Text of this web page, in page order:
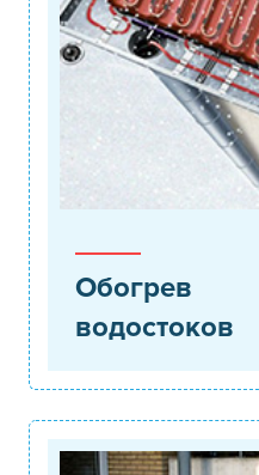
Обогрев
водостоков